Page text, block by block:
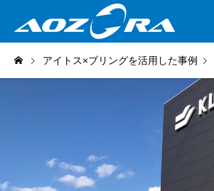
アイトス×ブリングを活用した事例